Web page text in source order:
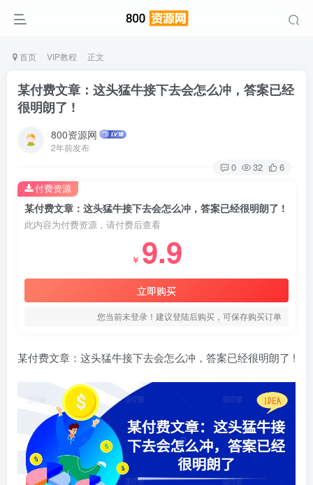
首页 VIP教程 正文
某付费文章：这头猛牛接下去会怎么冲，答案已经
很明朗了 !
800资源网
2年前发布
0 32 6
某付费文章：这头猛牛接下去会怎么冲，答案已经很明朗了 !
此内容为付费资源，请付费后查看
￥ 9.9
立即购买
您当前未登录！建议登陆后购买，可保存购买订单
付费资源
某付费文章：这头猛牛接下去会怎么冲，答案已经很明朗了 !